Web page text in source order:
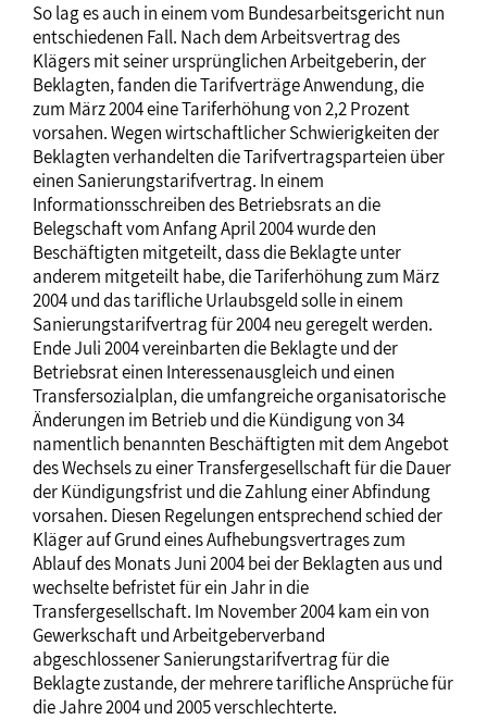
So lag es auch in einem vom Bundesarbeitsgericht nun
entschiedenen Fall. Nach dem Arbeitsvertrag des
Klägers mit seiner ursprünglichen Arbeitgeberin, der
Beklagten, fanden die Tarifverträge Anwendung, die
zum März 2004 eine Tariferhöhung von 2,2 Prozent
vorsahen. Wegen wirtschaftlicher Schwierigkeiten der
Beklagten verhandelten die Tarifvertragsparteien über
einen Sanierungstarifvertrag. In einem
Informationsschreiben des Betriebsrats an die
Belegschaft vom Anfang April 2004 wurde den
Beschäftigten mitgeteilt, dass die Beklagte unter
anderem mitgeteilt habe, die Tariferhöhung zum März
2004 und das tarifliche Urlaubsgeld solle in einem
Sanierungstarifvertrag für 2004 neu geregelt werden.
Ende Juli 2004 vereinbarten die Beklagte und der
Betriebsrat einen Interessenausgleich und einen
Transfersozialplan, die umfangreiche organisatorische
Änderungen im Betrieb und die Kündigung von 34
namentlich benannten Beschäftigten mit dem Angebot
des Wechsels zu einer Transfergesellschaft für die Dauer
der Kündigungsfrist und die Zahlung einer Abfindung
vorsahen. Diesen Regelungen entsprechend schied der
Kläger auf Grund eines Aufhebungsvertrages zum
Ablauf des Monats Juni 2004 bei der Beklagten aus und
wechselte befristet für ein Jahr in die
Transfergesellschaft. Im November 2004 kam ein von
Gewerkschaft und Arbeitgeberverband
abgeschlossener Sanierungstarifvertrag für die
Beklagte zustande, der mehrere tarifliche Ansprüche für
die Jahre 2004 und 2005 verschlechterte.